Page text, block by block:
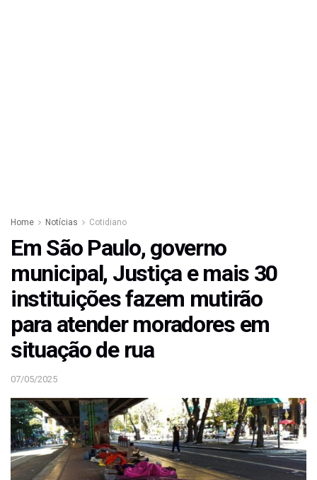
Home Notícias Cotidiano
Em São Paulo, governo
municipal, Justiça e mais 30
instituições fazem mutirão
para atender moradores em
situação de rua
07/05/2025